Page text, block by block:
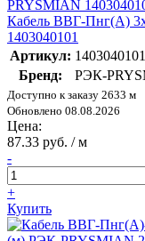
Кабель ВВГ-Пнг(А)
1403040101
Артикул: 1403040101
Бренд:
РЭК-
Доступно к заказу 2633 м
Обновлено 08.08.2026
Цена:
87.33 руб. / м
-
+
Купить